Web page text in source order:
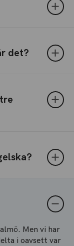
det?
Men vi har
i oavsett var